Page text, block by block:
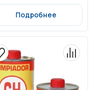
Подробнее